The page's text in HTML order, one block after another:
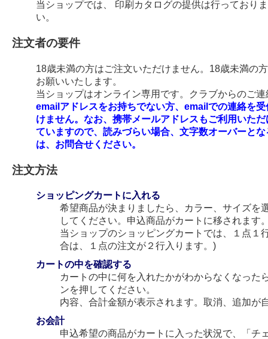
当ショップでは、 印刷カタログの提供は行っており
い。
注文者の要件
18歳未満の方はご注文いただけません。18歳未満の
お願いいたします。
当ショップはオンライン専用です。クラブからのご
emailアドレスをお持ちでない方、emailでの連絡を
けません。なお、携帯メールアドレスもご利用いた
ていますので、読みづらい場合、文字数オーバーと
は、お問合せください。
注文方法
ショッピングカートに入れる
希望商品が決まりましたら、カラー、サイズを
してください。申込商品がカートに移されます
当ショップのショッピングカートでは、１点１
合は、１点の注文が２行入ります。)
カートの中を確認する
カートの中に何を入れたかがわからなくなった
ンを押してください。
内容、合計金額が表示されます。取消、追加が
お会計
申込希望の商品がカートに入った状況で、「チ